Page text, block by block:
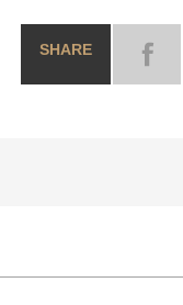
SHARE